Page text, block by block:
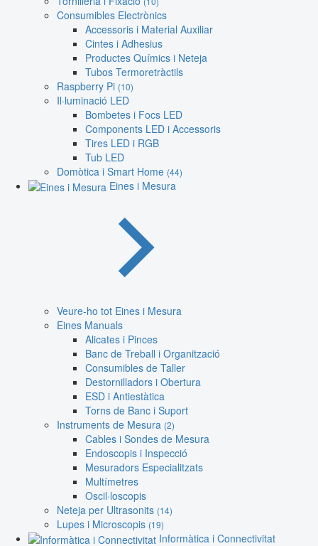
Consumibles Electrònics
Accessoris i Material Auxiliar
Cintes i Adhesius
Productes Químics i Neteja
Tubos Termoretràctils
Raspberry Pi (10)
Il·luminació LED
Bombetes i Focs LED
Components LED i Accessoris
Tires LED i RGB
Tub LED
Domòtica i Smart Home (44)
Eines i Mesura
Veure-ho tot Eines i Mesura
Eines Manuals
Alicates i Pinces
Banc de Treball i Organització
Consumibles de Taller
Destornilladors i Obertura
ESD i Antiestàtica
Torns de Banc i Suport
Instruments de Mesura (2)
Cables i Sondes de Mesura
Endoscopis i Inspecció
Mesuradors Especialitzats
Multímetres
Oscil·loscopis
Neteja per Ultrasonits (14)
Lupes i Microscopis (19)
Informàtica i Connectivitat